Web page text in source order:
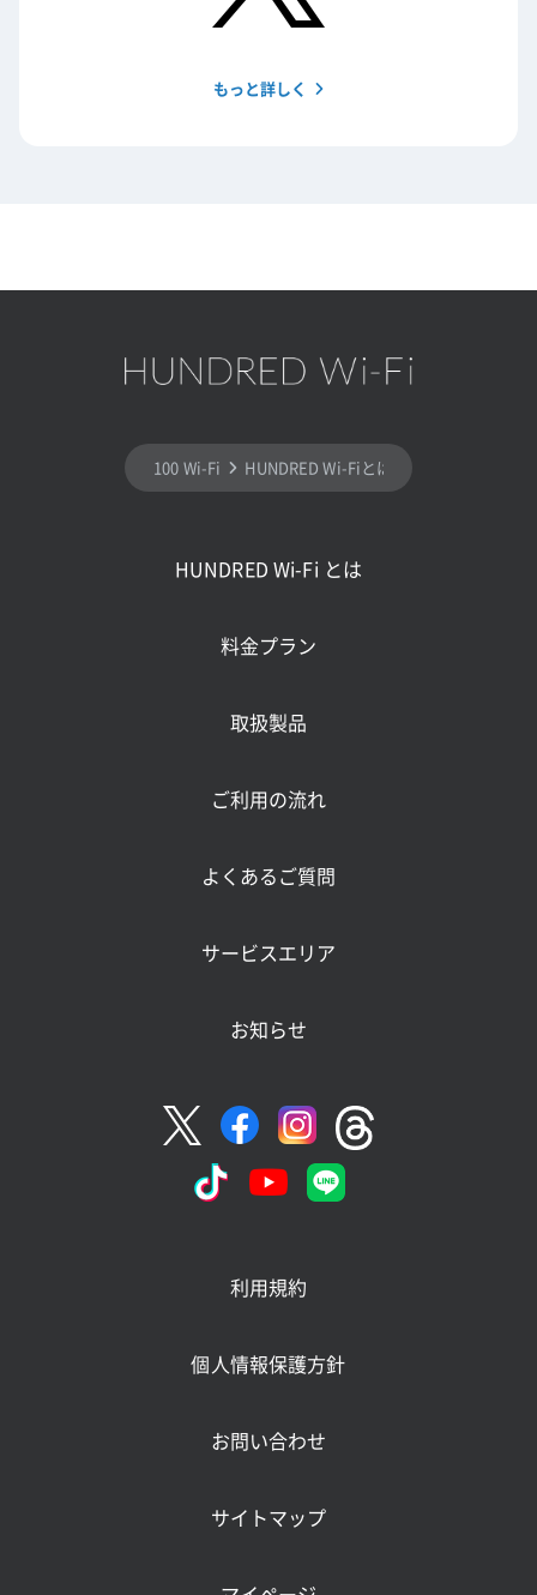
もっと詳しく
100 Wi-Fi HUNDRED Wi-Fiとは
HUNDRED Wi-Fi とは
料金プラン
取扱製品
ご利用の流れ
よくあるご質問
サービスエリア
お知らせ
利用規約
個人情報保護方針
お問い合わせ
サイトマップ